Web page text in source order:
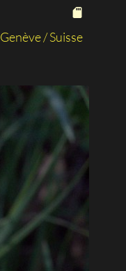
Genève / Suisse